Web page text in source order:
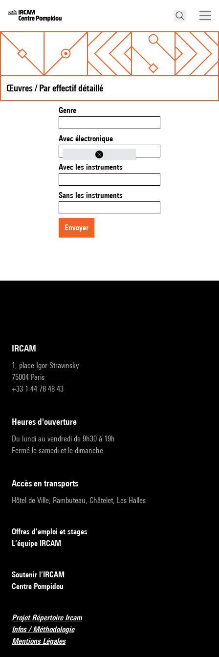
Œuvres / Par effectif détaillé
Genre
Avec électronique
Avec les instruments
Sans les instruments
envoyer
IRCAM
1, place Igor-Stravinsky
75004 Paris
+33 1 44 78 48 43
heures d'ouverture
Du lundi au vendredi de 9h30 à 19h
Fermé le samedi et le dimanche
accès en transports
Hôtel de Ville, Rambuteau, Châtelet, Les Halles
Offres d’emploi et stages
L’équipe IRCAM
Soutenir l’IRCAM
Centre Pompidou
Projet Répertoire Ircam
Infos / Méthodologie
Mentions Légales